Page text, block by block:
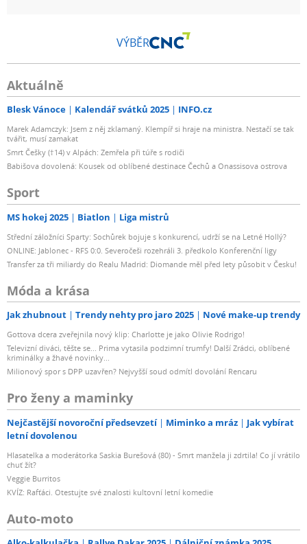
VÝBĚR
Aktuálně
Blesk Vánoce Kalendář svátků 2025 INFO.cz
Marek Adamczyk: Jsem z něj zklamaný. Klempíř si hraje na ministra. Nestačí se tak
tvářit, musí zamakat
Smrt Češky (†14) v Alpách: Zemřela při túře s rodiči
Babišova dovolená: Kousek od oblíbené destinace Čechů a Onassisova ostrova
Sport
MS hokej 2025 Biatlon Liga mistrů
Střední záložníci Sparty: Sochůrek bojuje s konkurencí, udrží se na Letné Hollý?
ONLINE: Jablonec - RFS 0:0. Severočeši rozehráli 3. předkolo Konferenční ligy
Transfer za tři miliardy do Realu Madrid: Diomande měl před lety působit v Česku!
Móda a krása
Jak zhubnout Trendy nehty pro jaro 2025 Nové make-up trendy
Gottova dcera zveřejnila nový klip: Charlotte je jako Olivie Rodrigo!
Televizní diváci, těšte se... Prima vytasila podzimní trumfy! Další Zrádci, oblíbené
kriminálky a žhavé novinky...
Milionový spor s DPP uzavřen? Nejvyšší soud odmítl dovolání Rencaru
Pro ženy a maminky
Nejčastější novoroční předsevzetí Miminko a mráz
Jak vybírat
letní dovolenou
Hlasatelka a moderátorka Saskia Burešová (80) - Smrt manžela ji zdrtila! Co jí vrátilo
chuť žít?
Veggie Burritos
KVÍZ: Rafťáci. Otestujte své znalosti kultovní letní komedie
Auto-moto